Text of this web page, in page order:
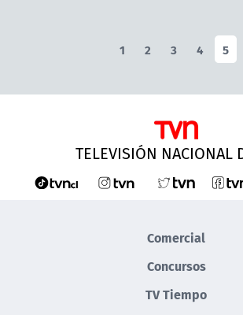
1 2 3 4 5
TELEVISIÓN NACIONAL
Comercial
Concursos
TV Tiempo